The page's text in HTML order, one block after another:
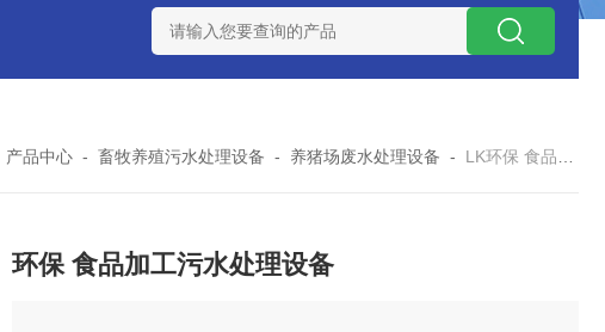
LK康复医院废水处理器设备 LK康复医院污水处理
产品中心 -畜牧养殖污水处理设备 - 养猪场废水处理设备 - LK环保 食品加工污水处理设备
环保 食品加工污水处理设备